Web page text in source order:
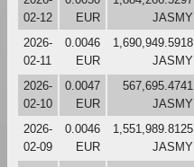
02-12
EUR
JASMY
2026-
02-11
0.0046
EUR
1,690,949.5918
JASMY
2026-
02-10
0.0047
EUR
567,695.4741
JASMY
2026-
02-09
0.0046
EUR
1,551,989.8125
JASMY